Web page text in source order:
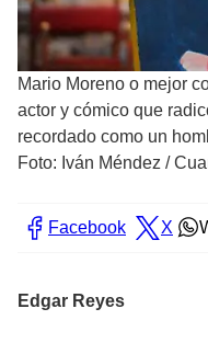
Mario Moreno o mejor
actor y cómico que
recordado como un
Foto: Iván Méndez /
Facebook X
Edgar Reyes